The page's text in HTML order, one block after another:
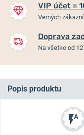
VIP účet =
Verných
Doprava
Na všetko od
Popis produktu